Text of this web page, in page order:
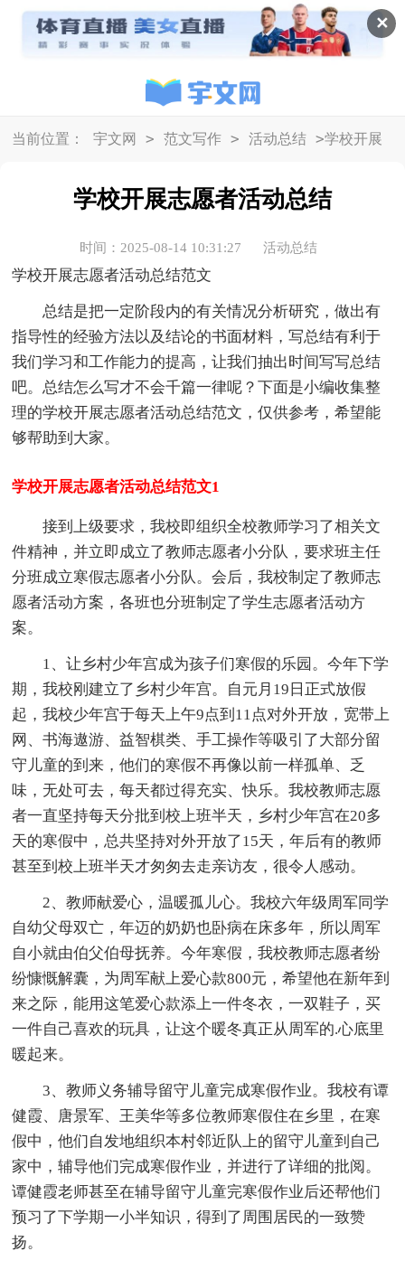
✕
当前位置： 宇文网 > 范文写作 > 活动总结 >学校开展
志愿者活动总结
学校开展志愿者活动总结
时间：2025-08-14 10:31:27 活动总结
学校开展志愿者活动总结范文
总结是把一定阶段内的有关情况分析研究，做出有
指导性的经验方法以及结论的书面材料，写总结有利于
我们学习和工作能力的提高，让我们抽出时间写写总结
吧。总结怎么写才不会千篇一律呢？下面是小编收集整
理的学校开展志愿者活动总结范文，仅供参考，希望能
够帮助到大家。
学校开展志愿者活动总结范文1
接到上级要求，我校即组织全校教师学习了相关文
件精神，并立即成立了教师志愿者小分队，要求班主任
分班成立寒假志愿者小分队。会后，我校制定了教师志
愿者活动方案，各班也分班制定了学生志愿者活动方
案。
1、让乡村少年宫成为孩子们寒假的乐园。今年下学
期，我校刚建立了乡村少年宫。自元月19日正式放假
起，我校少年宫于每天上午9点到11点对外开放，宽带上
网、书海遨游、益智棋类、手工操作等吸引了大部分留
守儿童的到来，他们的寒假不再像以前一样孤单、乏
味，无处可去，每天都过得充实、快乐。我校教师志愿
者一直坚持每天分批到校上班半天，乡村少年宫在20多
天的寒假中，总共坚持对外开放了15天，年后有的教师
甚至到校上班半天才匆匆去走亲访友，很令人感动。
2、教师献爱心，温暖孤儿心。我校六年级周军同学
自幼父母双亡，年迈的奶奶也卧病在床多年，所以周军
自小就由伯父伯母抚养。今年寒假，我校教师志愿者纷
纷慷慨解囊，为周军献上爱心款800元，希望他在新年到
来之际，能用这笔爱心款添上一件冬衣，一双鞋子，买
一件自己喜欢的玩具，让这个暖冬真正从周军的.心底里
暖起来。
3、教师义务辅导留守儿童完成寒假作业。我校有谭
健霞、唐景军、王美华等多位教师寒假住在乡里，在寒
假中，他们自发地组织本村邻近队上的留守儿童到自己
家中，辅导他们完成寒假作业，并进行了详细的批阅。
谭健霞老师甚至在辅导留守儿童完寒假作业后还帮他们
预习了下学期一小半知识，得到了周围居民的一致赞
扬。